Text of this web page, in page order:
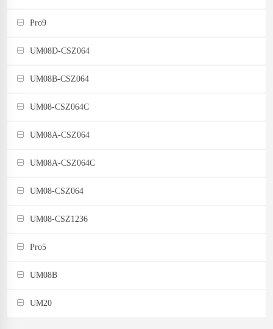
Pro9
UM08D-CSZ064
UM08B-CSZ064
UM08-CSZ064C
UM08A-CSZ064
UM08A-CSZ064C
UM08-CSZ064
UM08-CSZ1236
Pro5
UM08B
UM20